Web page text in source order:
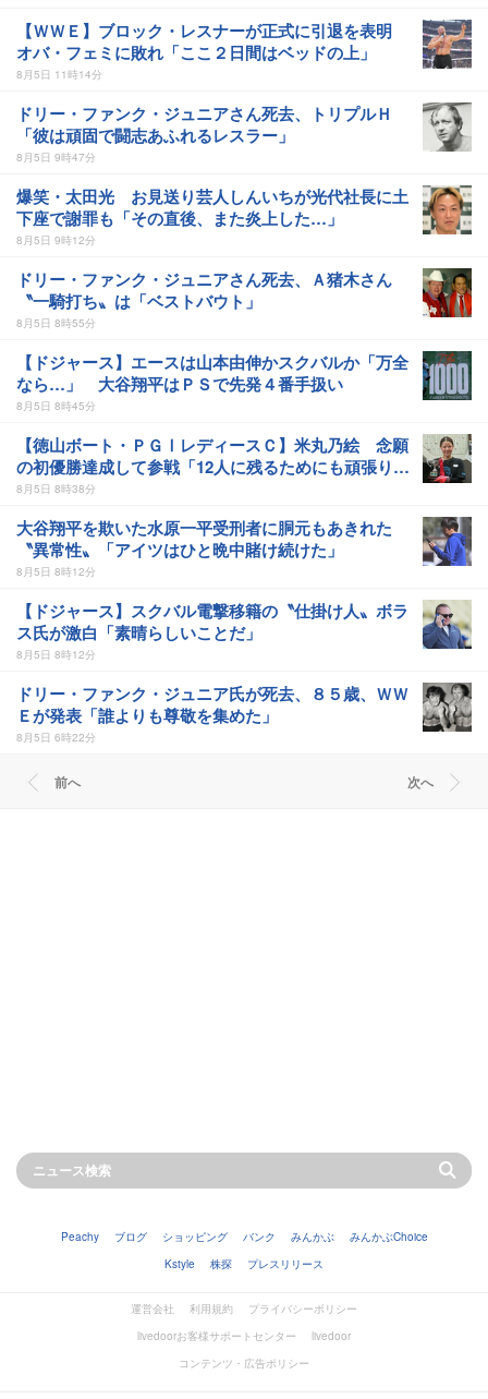
【ＷＷＥ】ブロック・レスナーが正式に引退を表明
オバ・フェミに敗れ「ここ２日間はベッドの上」
8月5日 11時14分
ドリー・ファンク・ジュニアさん死去、トリプルＨ
「彼は頑固で闘志あふれるレスラー」
8月5日 9時47分
爆笑・太田光 お見送り芸人しんいちが光代社長に土
下座で謝罪も「その直後、また炎上した…」
8月5日 9時12分
ドリー・ファンク・ジュニアさん死去、Ａ猪木さん
〝一騎打ち〟は「ベストバウト」
8月5日 8時55分
【ドジャース】エースは山本由伸かスクバルか「万全
なら…」 大谷翔平はＰＳで先発４番手扱い
8月5日 8時45分
【徳山ボート・ＰＧⅠレディースＣ】米丸乃絵 念願
の初優勝達成して参戦「12人に残るためにも頑張りた
い」
8月5日 8時38分
大谷翔平を欺いた水原一平受刑者に胴元もあきれた
〝異常性〟「アイツはひと晩中賭け続けた」
8月5日 8時12分
【ドジャース】スクバル電撃移籍の〝仕掛け人〟ボラ
ス氏が激白「素晴らしいことだ」
8月5日 8時12分
ドリー・ファンク・ジュニア氏が死去、８５歳、ＷＷ
Ｅが発表「誰よりも尊敬を集めた」
8月5日 6時22分
前へ 次へ
Peachy ブログ ショッピング バンク みんかぶ
みんかぶChoice
Kstyle
株探 プレスリリース
運営会社 利用規約
プライバシーポリシー
livedoorお客様サポートセンター
livedoor
コンテンツ・広告ポリシー